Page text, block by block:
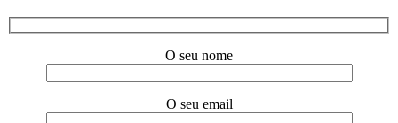
O seu nome
O seu email